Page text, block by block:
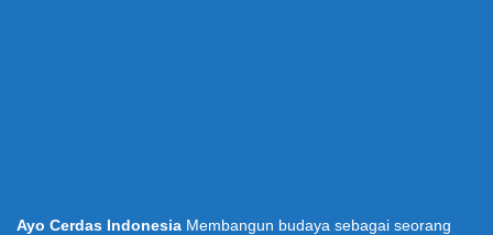
Ayo Cerdas Indonesia Membangun budaya sebagai seorang